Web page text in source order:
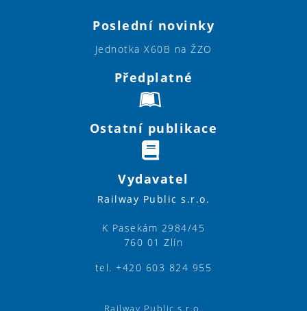
Poslední novinky
Jednotka X60B na ŽZO
Předplatné
Ostatní publikace
Vydavatel
Railway Public s.r.o.
K Pasekám 2984/45
760 01 Zlín
tel. +420 603 824 955
Railway Public s.r.o.